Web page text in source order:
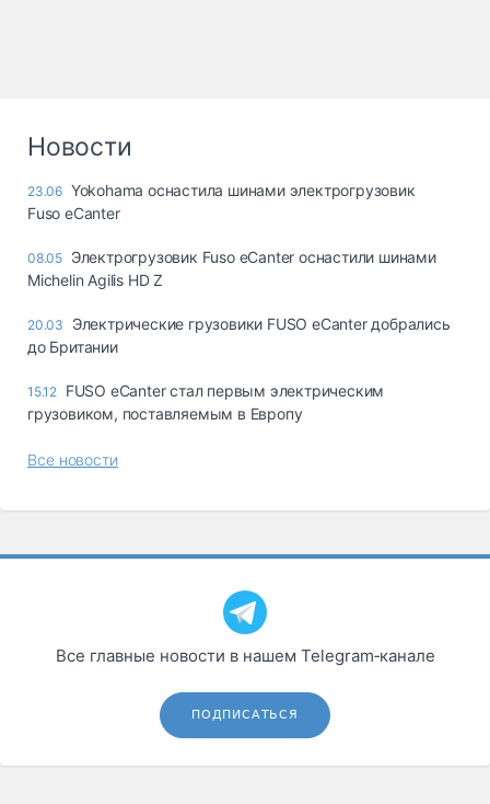
опасные грузы
страхование
Склады и
Коммерческий
транспорт
Топливо, масла и
Новости
23.06 Yokohama оснастила шинами электрогрузовик
Fuso eCanter
08.05 Электрогрузовик Fuso eCanter оснастили шинами
Michelin Agilis HD Z
20.03
Электрические грузовики FUSO eCanter добрались
до Британии
15.12 FUSO eCanter стал первым электрическим
грузовиком, поставляемым в Европу
Все новости
Все главные новости в нашем Telegram‑канале
ПОДПИСАТЬСЯ